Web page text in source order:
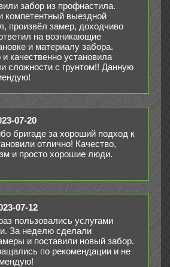
забор из профнастила.
компетентный выездной
произвёл замер, доходчиво
на возникающие
и материалу забора.
качественно установила
сложности с грунтом!! Данную
07-20
бригаде за хороший подход к
отлично! Качество,
и просто хорошие люди.
07-12
пользовались услугами
За неделю сделали
и поставили новый забор.
по рекомендации и не